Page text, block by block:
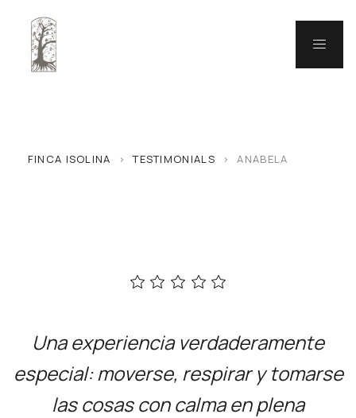
FINCA ISOLINA > TESTIMONIALS > ANABELA
Una experiencia verdaderamente
especial: moverse, respirar y tomarse
las cosas con calma en plena